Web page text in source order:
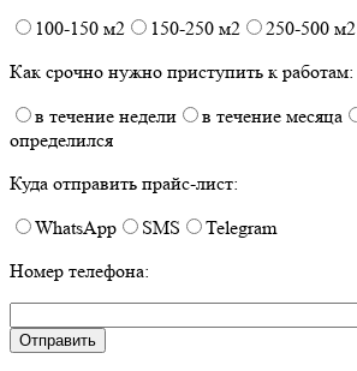
100-150 м2
150-250 м2 250-500 м2
Как срочно нужно приступить к работам:
в течение недели
в течение месяца
определился
Куда отправить прайс-лист:
WhatsApp
SMS
Telegram
Номер телефона: